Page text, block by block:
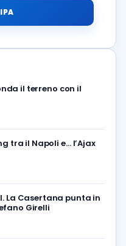
il terreno con il
tra il Napoli e… l’Ajax
La Casertana punta in
Girelli